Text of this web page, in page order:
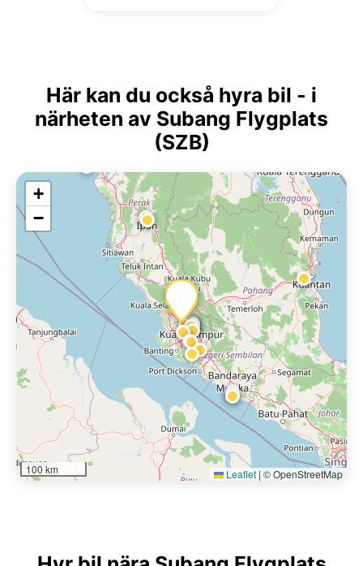
Här kan du också hyra bil - i
närheten av Subang Flygplats
(SZB)
+
−
100 km Leaflet | © OpenStreetMap